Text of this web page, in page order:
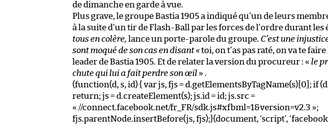
de dimanche en garde à vue.
Plus grave, le groupe Bastia 1905 a indiqué qu’un de leurs
à la suite d’un tir de Flash-Ball par les forces de l’ordre durant les
tous en colère, lance un porte-parole du groupe. C’est une
sont moqué de son cas en disant «toi, on t’as pas raté, on va te
leader de Bastia 1905. Et de relater la version du procureur : « le
chute qui lui a fait perdre son œil » .
(function(d, s, id) { var js, fjs = d.getElementsByTagName(s)[0]; if
return; js = d.createElement(s); js.id = id; js.src =
« //connect.facebook.net/fr_FR/sdk.js#xfbml=1&version=v2.3 »;
fjs.parentNode.insertBefore(js, fjs);}(document, ‘script’,